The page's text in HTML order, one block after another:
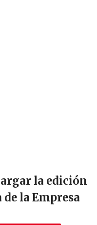
la edición
la Empresa